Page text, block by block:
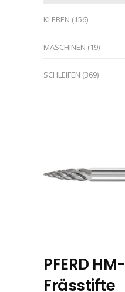
KLEBEN (156)
MASCHINEN (19)
SCHLEIFEN (369)
PFERD HM-
Frässtifte